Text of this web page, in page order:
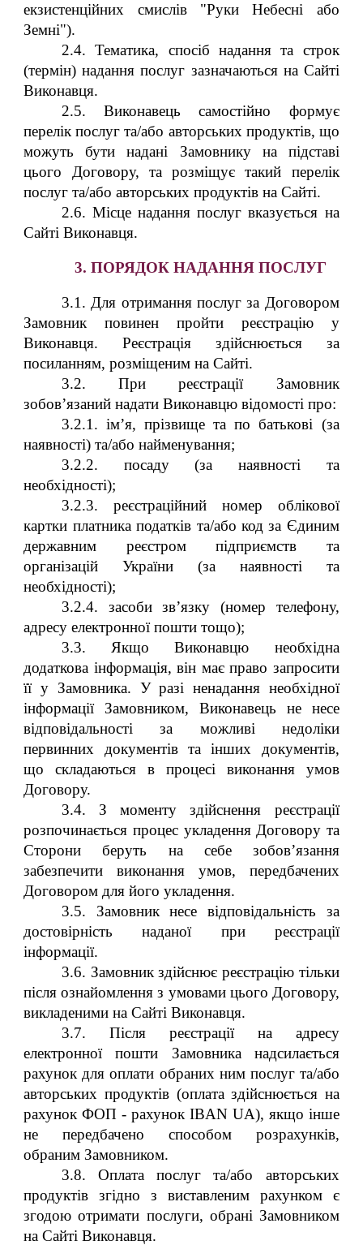
екзистенційних смислів "Руки Небесні або
Земні").
2.4. Тематика, спосіб надання та строк
(термін) надання послуг зазначаються на Сайті
Виконавця.
2.5. Виконавець самостійно формує
перелік послуг та/або авторських продуктів, що
можуть бути надані Замовнику на підставі
цього Договору, та розміщує такий перелік
послуг та/або авторських продуктів на Сайті.
2.6. Місце надання послуг вказується на
Сайті Виконавця.
3. ПОРЯДОК НАДАННЯ ПОСЛУГ
3.1. Для отримання послуг за Договором
Замовник повинен пройти реєстрацію у
Виконавця. Реєстрація здійснюється за
посиланням, розміщеним на Сайті.
3.2. При реєстрації Замовник
зобов’язаний надати Виконавцю відомості про:
3.2.1. ім’я, прізвище та по батькові (за
наявності) та/або найменування;
3.2.2. посаду (за наявності та
необхідності);
3.2.3. реєстраційний номер облікової
картки платника податків та/або код за Єдиним
державним реєстром підприємств та
організацій України (за наявності та
необхідності);
3.2.4. засоби зв’язку (номер телефону,
адресу електронної пошти тощо);
3.3. Якщо Виконавцю необхідна
додаткова інформація, він має право запросити
її у Замовника. У разі ненадання необхідної
інформації Замовником, Виконавець не несе
відповідальності за можливі недоліки
первинних документів та інших документів,
що складаються в процесі виконання умов
Договору.
3.4. З моменту здійснення реєстрації
розпочинається процес укладення Договору та
Сторони беруть на себе зобов’язання
забезпечити виконання умов, передбачених
Договором для його укладення.
3.5. Замовник несе відповідальність за
достовірність наданої при реєстрації
інформації.
3.6. Замовник здійснює реєстрацію тільки
після ознайомлення з умовами цього Договору,
викладеними на Сайті Виконавця.
3.7. Після реєстрації на адресу
електронної пошти Замовника надсилається
рахунок для оплати обраних ним послуг та/або
авторських продуктів (оплата здійснюється на
рахунок ФОП - рахунок IBAN UA), якщо інше
не передбачено способом розрахунків,
обраним Замовником.
3.8. Оплата послуг та/або авторських
продуктів згідно з виставленим рахунком є
згодою отримати послуги, обрані Замовником
на Сайті Виконавця.